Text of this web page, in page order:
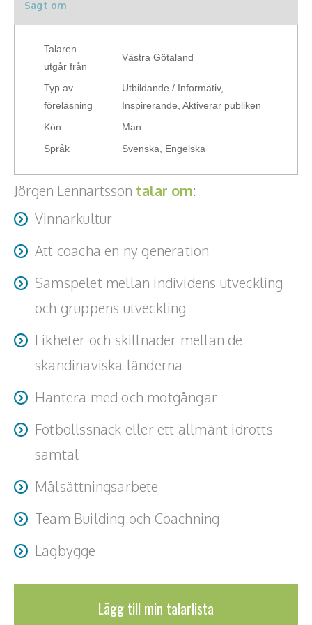
Teamwork, teambuilding, relationer
Vård, omsorg, beroende
Företagsledare
Författare
Idrottare och äventyrare
Alla ämnen
dessutom en perfekt programpunkt för kundaktiviteter och
Sagt om
Talaren
utgår från
Västra Götaland
Typ av
föreläsning
Utbildande / Informativ,
Inspirerande, Aktiverar publiken
Kön
Man
Språk
Svenska, Engelska
Jörgen Lennartsson talar om:
Vinnarkultur
Att coacha en ny generation
Samspelet mellan individens utveckling
och gruppens utveckling
Likheter och skillnader mellan de
skandinaviska länderna
Hantera med och motgångar
Fotbollssnack eller ett allmänt idrotts
samtal
Målsättningsarbete
Team Building och Coachning
Lagbygge
Lägg till min talarlista